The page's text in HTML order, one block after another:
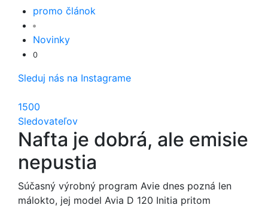
promo článok
Novinky
0
Sleduj nás na Instagrame
1500
Sledovateľov
Nafta je dobrá, ale emisie
nepustia
Súčasný výrobný program Avie dnes pozná len
málokto, jej model Avia D 120 Initia pritom